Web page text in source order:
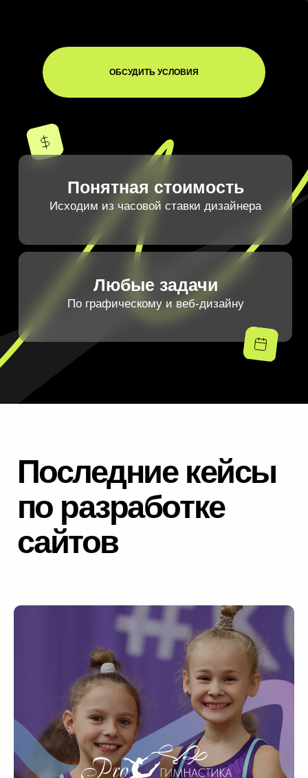
Заказать
9 дней
Экспресс-лендинг
Создание сайта с уникальным дизайном
и версткой для заявок от целевой аудитории